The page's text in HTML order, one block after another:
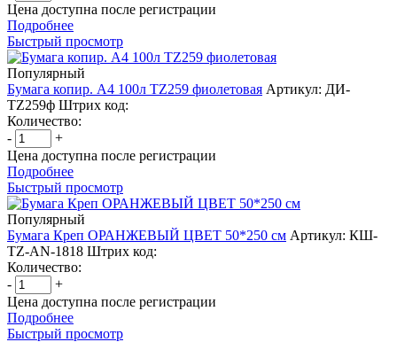
Цена доступна после регистрации
Подробнее
Быстрый просмотр
Популярный
Бумага копир. А4 100л TZ259 фиолетовая Артикул: ДИ-
TZ259ф Штрих код:
Количество:
-
+
Цена доступна после регистрации
Подробнее
Быстрый просмотр
Популярный
Бумага Креп ОРАНЖЕВЫЙ ЦВЕТ 50*250 см Артикул: КШ-
TZ-AN-1818 Штрих код:
Количество:
-
+
Цена доступна после регистрации
Подробнее
Быстрый просмотр